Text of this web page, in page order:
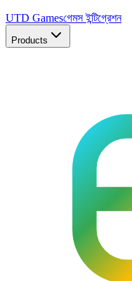
UTD Gamesগেমস ইন্টিগ্রেশন
Products